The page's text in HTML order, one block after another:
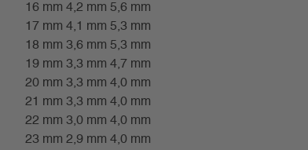
16 mm 4,2 mm 5,6 mm
17 mm 4,1 mm 5,3 mm
18 mm 3,6 mm 5,3 mm
19 mm 3,3 mm 4,7 mm
20 mm 3,3 mm 4,0 mm
21 mm 3,3 mm 4,0 mm
22 mm 3,0 mm 4,0 mm
23 mm 2,9 mm 4,0 mm